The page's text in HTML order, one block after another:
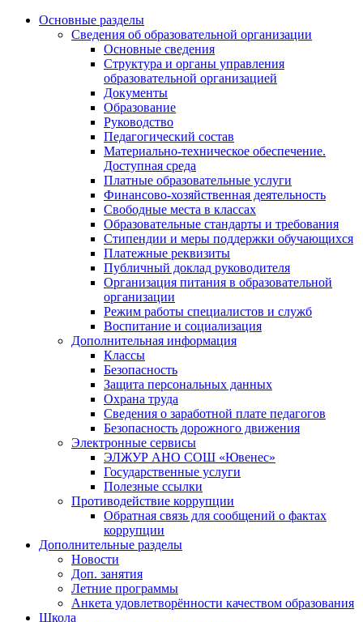
Основные разделы
Сведения об образовательной организации
Основные сведения
Структура и органы управления
образовательной организацией
Документы
Образование
Руководство
Педагогический состав
Материально-техническое обеспечение.
Доступная среда
Платные образовательные услуги
Финансово-хозяйственная деятельность
Свободные места в классах
Образовательные стандарты и требования
Стипендии и меры поддержки обучающихся
Платежные реквизиты
Публичный доклад руководителя
Организация питания в образовательной
организации
Режим работы специалистов и служб
Воспитание и социализация
Дополнительная информация
Классы
Безопасность
Защита персональных данных
Охрана труда
Сведения о заработной плате педагогов
Безопасность дорожного движения
Электронные сервисы
ЭЛЖУР АНО СОШ «Ювенес»
Государственные услуги
Полезные ссылки
Противодействие коррупции
Обратная связь для сообщений о фактах
коррупции
Дополнительные разделы
Новости
Доп. занятия
Летние программы
Анкета удовлетворённости качеством образования
Школа